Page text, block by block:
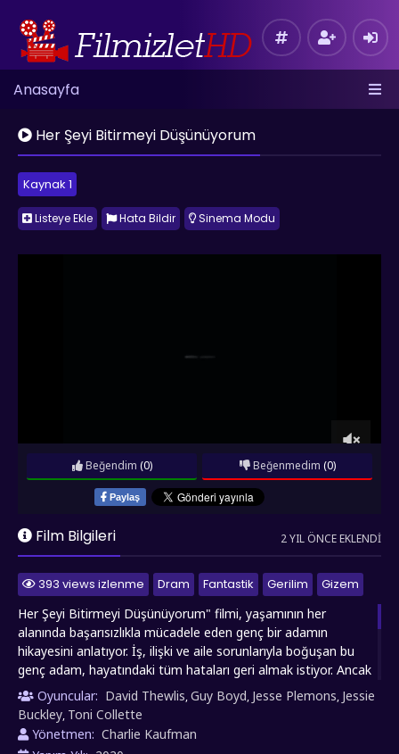
Anasayfa
Her Şeyi Bitirmeyi Düşünüyorum
Kaynak 1
Listeye Ekle Hata Bildir Sinema Modu
Paylaş
Beğendim (0) Beğenmedim (0)
Film Bilgileri 2 YIL ÖNCE EKLENDI
393 views izlenme Dram Fantastik Gerilim
Gizem
Her Şeyi Bitirmeyi Düşünüyorum" filmi, yaşamının her
alanında başarısızlıkla mücadele eden genç bir adamın
hikayesini anlatıyor. İş, ilişki ve aile sorunlarıyla boğuşan bu
genç adam, hayatındaki tüm hataları geri almak istiyor. Ancak
bir gün, beklenmedik bir şekilde, hayatındaki her şeyi sona
erdirme kararı alır. Kendini tehlikeli bir spiralde bulurken,
gerçek ve hayal arasında gidip gelirken, kendi içsel savaşıyla
yüzleşmek zorunda kalır. Bu film, insan psikolojisini, iç
Oyuncular: David Thewlis,Guy Boyd, Jesse Plemons, Jessie
Buckley, Toni Collette
Yönetmen: Charlie Kaufman